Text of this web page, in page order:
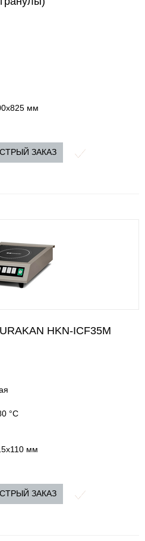
мм
ЗАКАЗ
HKN-ICF35M
°С
мм
ЗАКАЗ